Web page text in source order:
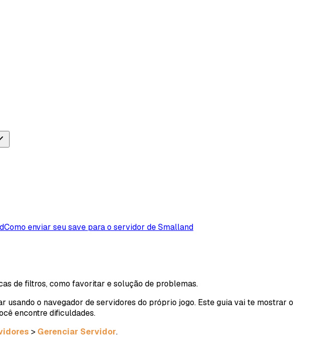
Como enviar seu save para o servidor de Smalland
de filtros, como favoritar e solução de problemas.
o navegador de servidores do próprio jogo. Este guia vai te mostrar o
encontre dificuldades.
> Gerenciar Servidor.